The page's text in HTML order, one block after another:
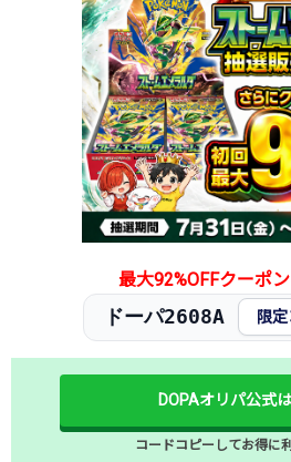
最大92%OFFクーポ
ドーパ2608A 限
DOPAオリパ公式
コードコピーしてお得に